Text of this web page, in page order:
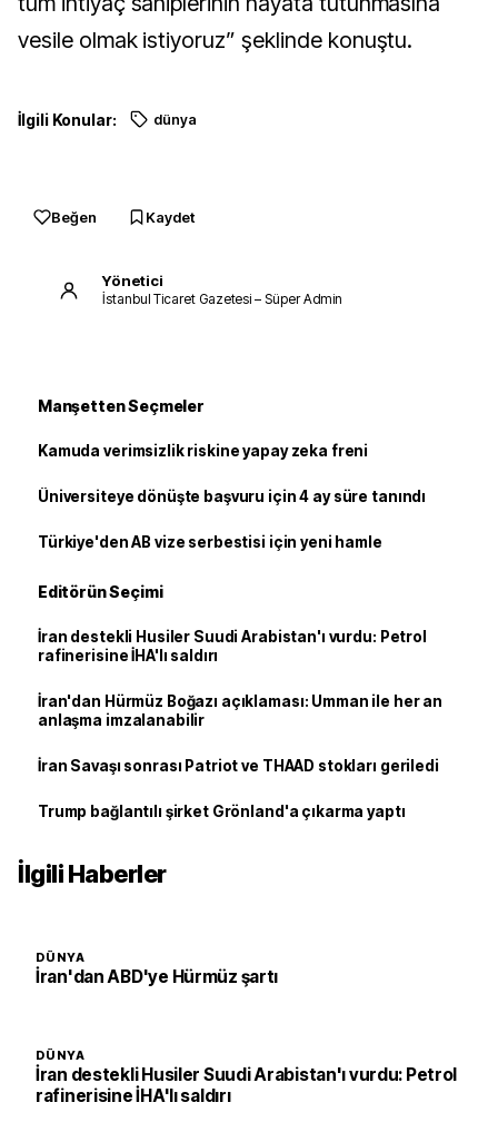
vesile olmak istiyoruz” şeklinde konuştu.
İlgili Konular: dünya
Beğen Kaydet
Yönetici
İstanbul Ticaret Gazetesi – Süper Admin
Manşetten Seçmeler
Kamuda verimsizlik riskine yapay zeka freni
Üniversiteye dönüşte başvuru için 4 ay süre tanındı
Türkiye'den AB vize serbestisi için yeni hamle
Editörün Seçimi
İran destekli Husiler Suudi Arabistan'ı vurdu: Petrol
rafinerisine İHA'lı saldırı
İran'dan Hürmüz Boğazı açıklaması: Umman ile her an
anlaşma imzalanabilir
İran Savaşı sonrası Patriot ve THAAD stokları geriledi
Trump bağlantılı şirket Grönland'a çıkarma yaptı
İlgili Haberler
DÜNYA
İran'dan ABD'ye Hürmüz şartı
DÜNYA
İran destekli Husiler Suudi Arabistan'ı vurdu: Petrol
rafinerisine İHA'lı saldırı